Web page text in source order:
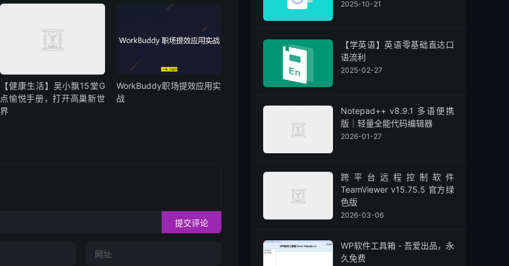
【健康生活】吴小飘15堂G
点愉悦手册，打开高巢新世
界
WorkBuddy职场提效应用实
战
提交评论
2025-10-21
【学英语】英语零基础直达口
语流利
2025-02-27
Notepad++ v8.9.1 多语便携
版｜轻量全能代码编辑器
2026-01-27
跨平台远程控制软件
TeamViewer v15.75.5 官方绿
色版
2026-03-06
WP软件工具箱 - 吾爱出品，永
久免费